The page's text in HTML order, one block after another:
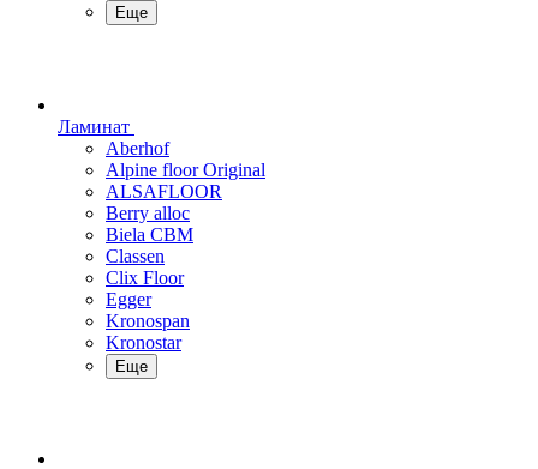
Еще
Ламинат
Aberhof
Alpine floor Original
ALSAFLOOR
Berry alloc
Biela CBM
Classen
Clix Floor
Egger
Kronospan
Kronostar
Еще